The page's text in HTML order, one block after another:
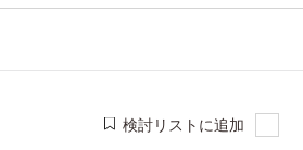
検討リストに追加